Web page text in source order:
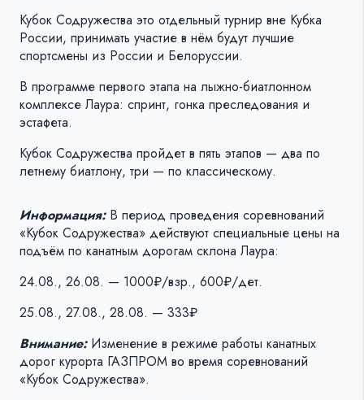
Кубок Содружества это отдельный турнир вне Кубка
России, принимать участие в нём будут лучшие
спортсмены из России и Белоруссии.
В программе первого этапа на лыжно-биатлонном
комплексе Лаура: спринт, гонка преследования и
эстафета.
Кубок Содружества пройдет в пять этапов — два по
летнему биатлону, три — по классическому.
Информация: В период проведения соревнований
«Кубок Содружества» действуют специальные цены на
подъём по канатным дорогам склона Лаура:
24.08., 26.08. — 1000₽/взр., 600₽/дет.
25.08., 27.08., 28.08. — 333₽
Внимание: Изменение в режиме работы канатных
дорог курорта ГАЗПРОМ во время соревнований
«Кубок Содружества».